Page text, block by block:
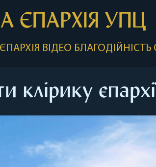
ЄПАРХІЯ УПЦ
ЄПАРХІЯ ВІДЕО БЛАГОДІЙНІСТЬ
клірику